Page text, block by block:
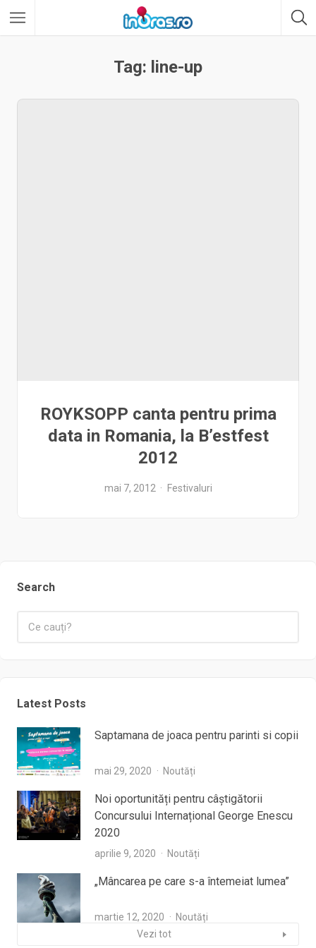
Tag: line-up
ROYKSOPP canta pentru prima
data in Romania, la B’estfest
2012
mai 7, 2012 Festivaluri
Search
Latest Posts
Saptamana de joaca pentru parinti si copii
mai 29, 2020 Noutăți
Noi oportunități pentru câștigătorii
Concursului Internațional George Enescu
2020
aprilie 9, 2020 Noutăți
„Mâncarea pe care s-a întemeiat lumea”
martie 12, 2020
Noutăți
Vezi tot